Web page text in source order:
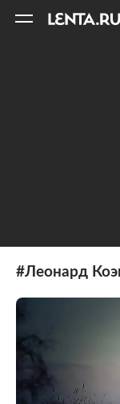
#Леонард